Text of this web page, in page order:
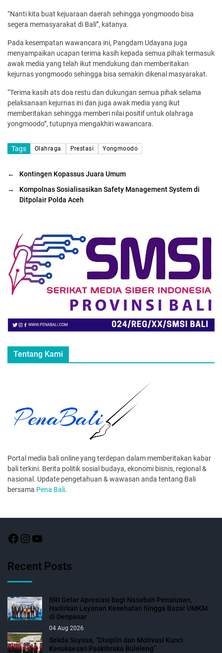
“Nanti kita buat kejuaraan daerah sehingga yongmoodo bisa
segera memasyarakat di Bali”, katanya.
Pada kesempatan wawancara ini, Pangdam Udayana juga
menyampaikan ucapan terima kasih kepada semua pihak termasuk
awak media yang telah ikut mendukung dan memberitakan
kejurnas yongmoodo sehingga bisa semakin dikenal masyarakat.
“Terima kasih ats doa restu dan dukungan semua pihak selama
pelaksanaan kejurnas ini dan juga awak media yang ikut
memberitakan sehingga memberi nilai positif untuk olahraga
yongmoodo”, tutupnya mengakhiri wawancara.
Tags Olahraga Prestasi Yongmoodo
←
Kontingen Kopassus Juara Umum
→
Kompolnas Sosialisasikan Safety Management System di
Ditpolair Polda Aceh
Tentang Kami
Portal media bali online yang terdepan dalam memberitakan kabar
bali terkini. Berita politik sosial budaya, ekonomi bisnis, regional &
nasional. Update pengetahuan & wawasan anda tentang Bali
bersama Pena Bali.
Recent Posts
BRI Gelar Apresiasi bagi Nasabah Pensiunan,
Hadirkan Layanan Kesehatan hingga Bazar UMKM
di Denpasar
04 Aug 2026
Sekda Suyasa, “Disiplin dan Motivasi Kunci
Kesuksesan Paskibraka Buleleng”